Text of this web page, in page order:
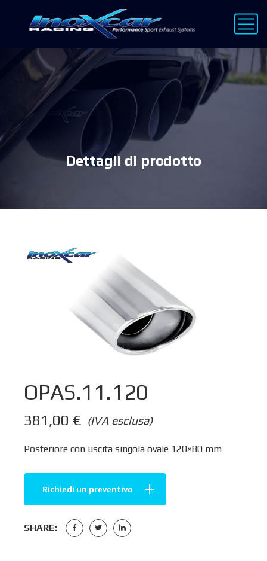
Dettagli di prodotto
OPAS.11.120
(IVA esclusa)
381,00 €
Posteriore con uscita singola ovale 120×80 mm
Richiedi un preventivo
SHARE: